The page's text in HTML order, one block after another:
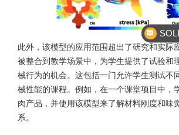
此外，该模型的应用范围超出了研究和实际
被整合到教学场景中，为学生提供了试验和
械行为的机会。这包括一门允许学生测试不
械性能的课程。例如，在一个课堂项目中，
肉产品，并使用该模型来了解材料刚度和味
系。